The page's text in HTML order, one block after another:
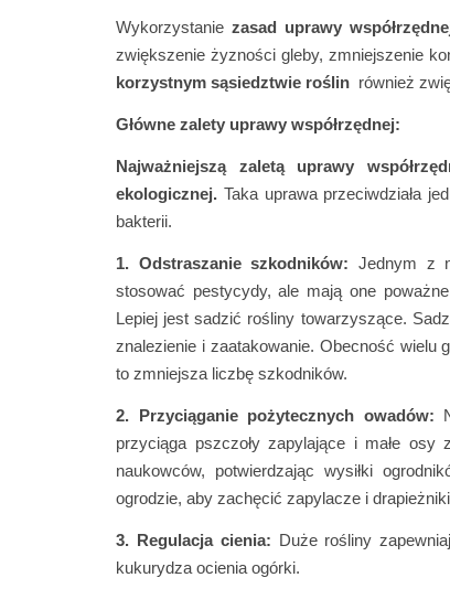
Wykorzystanie zasad uprawy
zwiększenie żyzności gleby, zmniejszenie
korzystnym sąsiedztwie roślin również
Główne zalety uprawy współrzędnej:
Najważniejszą zaletą uprawy
ekologicznej. Taka uprawa przeciwdziała
bakterii.
1. Odstraszanie szkodników: Jednym z
stosować pestycydy, ale mają one
Lepiej jest sadzić rośliny towarzyszące.
znalezienie i zaatakowanie. Obecność wielu
to zmniejsza liczbę szkodników.
2. Przyciąganie pożytecznych owadów:
przyciąga pszczoły zapylające i małe osy
naukowców, potwierdzając wysiłki
ogrodzie, aby zachęcić zapylacze i
3. Regulacja cienia: Duże rośliny
kukurydza ocienia ogórki.